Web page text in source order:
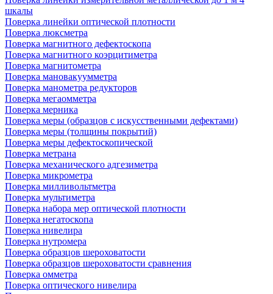
шкалы
Поверка линейки оптической плотности
Поверка люксметра
Поверка магнитного дефектоскопа
Поверка магнитного коэрцитиметра
Поверка магнитометра
Поверка мановакуумметра
Поверка манометра редукторов
Поверка мегаомметра
Поверка мерника
Поверка меры (образцов с искусственными дефектами)
Поверка меры (толщины покрытий)
Поверка меры дефектоскопической
Поверка метрана
Поверка механического адгезиметра
Поверка микрометра
Поверка милливольтметра
Поверка мультиметра
Поверка набора мер оптической плотности
Поверка негатоскопа
Поверка нивелира
Поверка нутромера
Поверка образцов шероховатости
Поверка образцов шероховатости сравнения
Поверка омметра
Поверка оптического нивелира